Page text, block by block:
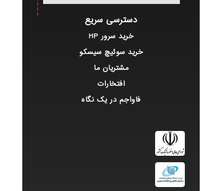
دسترسی سریع
خرید سرور HP
خرید سوئیچ سیسکو
مشتریان ما
افتخارات
فاواجم در یک نگاه